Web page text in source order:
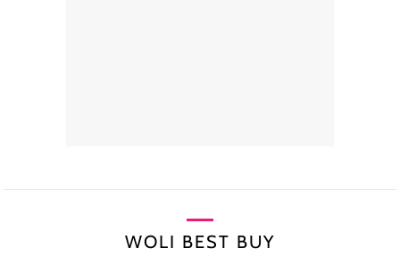
WOLI BEST BUY